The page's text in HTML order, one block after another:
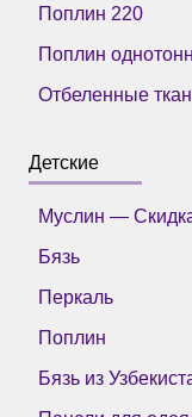
Поплин 220
Поплин
Отбеленные
Детские
Муслин —
Бязь
Перкаль
Поплин
Бязь из